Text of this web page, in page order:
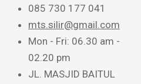
085 730 177 041
mts.silir@gmail.com
Mon - Fri: 06.30 am -
02.20 pm
JL. MASJID BAITUL